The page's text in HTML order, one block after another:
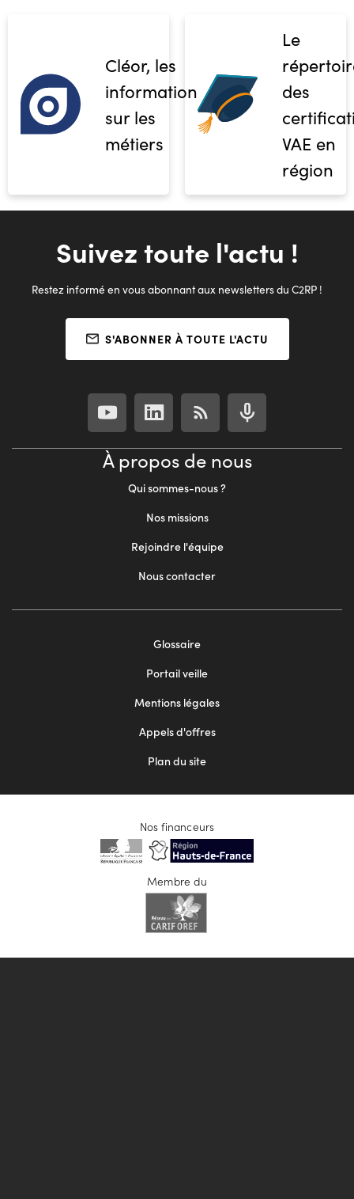
Cléor, les
informations
sur les
métiers
Le
des
VAE en
région
Suivez toute l'actu !
Restez informé en vous abonnant aux newsletters du C2RP !
S'ABONNER À TOUTE L'ACTU
À propos de nous
Qui sommes-nous ?
Nos missions
Rejoindre l'équipe
Nous contacter
Glossaire
Portail veille
Mentions légales
Appels d'offres
Plan du site
Nos financeurs
Membre du